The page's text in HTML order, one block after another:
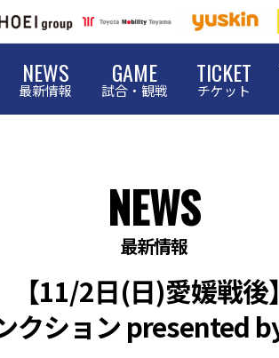
NEWS
最新情報
GAME
試合・観戦
TICKET
チケット
NEWS
最新情報
【11/2日(日)愛媛戦後】
クション presented